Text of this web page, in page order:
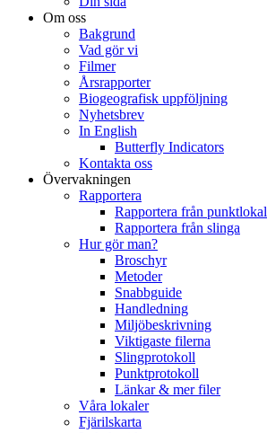
Om oss
Bakgrund
Vad gör vi
Filmer
Årsrapporter
Biogeografisk uppföljning
Nyhetsbrev
In English
Butterfly Indicators
Kontakta oss
Övervakningen
Rapportera
Rapportera från punktlokal
Rapportera från slinga
Hur gör man?
Broschyr
Metoder
Snabbguide
Handledning
Miljöbeskrivning
Viktigaste filerna
Slingprotokoll
Punktprotokoll
Länkar & mer filer
Våra lokaler
Fjärilskarta